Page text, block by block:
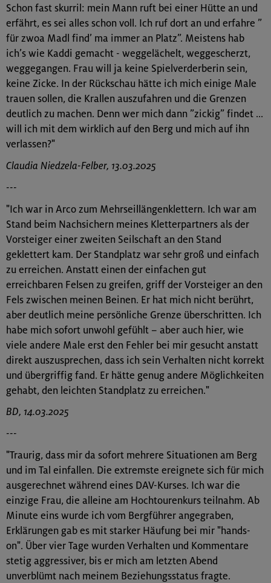
Schon fast skurril: mein Mann ruft bei einer Hütte an und
erfährt, es sei alles schon voll. Ich ruf dort an und erfahre ”
für zwoa Madl find’ ma immer an Platz”. Meistens hab
ich’s wie Kaddi gemacht - weggelächelt, weggescherzt,
weggegangen. Frau will ja keine Spielverderberin sein,
keine Zicke. In der Rückschau hätte ich mich einige Male
trauen sollen, die Krallen auszufahren und die Grenzen
deutlich zu machen. Denn wer mich dann ”zickig” findet ...
will ich mit dem wirklich auf den Berg und mich auf ihn
verlassen?"
Claudia Niedzela-Felber, 13.03.2025
---
"Ich war in Arco zum Mehrseillängenklettern. Ich war am
Stand beim Nachsichern meines Kletterpartners als der
Vorsteiger einer zweiten Seilschaft an den Stand
geklettert kam. Der Standplatz war sehr groß und einfach
zu erreichen. Anstatt einen der einfachen gut
erreichbaren Felsen zu greifen, griff der Vorsteiger an den
Fels zwischen meinen Beinen. Er hat mich nicht berührt,
aber deutlich meine persönliche Grenze überschritten. Ich
habe mich sofort unwohl gefühlt – aber auch hier, wie
viele andere Male erst den Fehler bei mir gesucht anstatt
direkt auszusprechen, dass ich sein Verhalten nicht korrekt
und übergriffig fand. Er hätte genug andere Möglichkeiten
gehabt, den leichten Standplatz zu erreichen."
BD, 14.03.2025
---
"Traurig, dass mir da sofort mehrere Situationen am Berg
und im Tal einfallen. Die extremste ereignete sich für mich
ausgerechnet während eines DAV-Kurses. Ich war die
einzige Frau, die alleine am Hochtourenkurs teilnahm. Ab
Minute eins wurde ich vom Bergführer angegraben,
Erklärungen gab es mit starker Häufung bei mir "hands-
on". Über vier Tage wurden Verhalten und Kommentare
stetig aggressiver, bis er mich am letzten Abend
unverblümt nach meinem Beziehungsstatus fragte.